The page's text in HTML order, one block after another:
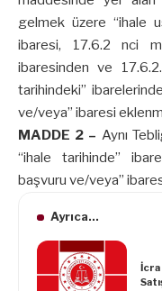
gelmek üzere “ihale
ibaresi, 17.6.2 nci
ibaresinden ve
tarihindeki”
ve/veya” ibaresi
MADDE 2 – Aynı
“ihale tarihinde”
başvuru ve/veya”
Ayrıca...
İcra